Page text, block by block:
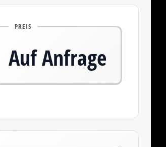
PREIS
Auf Anfrage